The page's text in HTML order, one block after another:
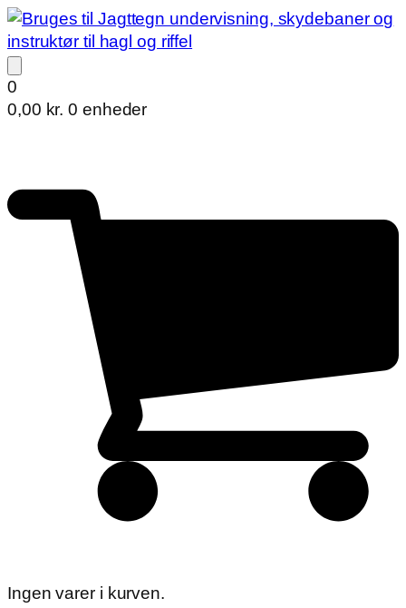
0
0,00 kr. 0 enheder
Ingen varer i kurven.